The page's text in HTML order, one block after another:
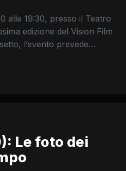
alle 19:30, presso il Teatro
edizione del Vision Film
l’evento prevede…
Le foto dei